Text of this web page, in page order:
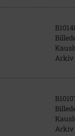
Arkiv
Arkiv